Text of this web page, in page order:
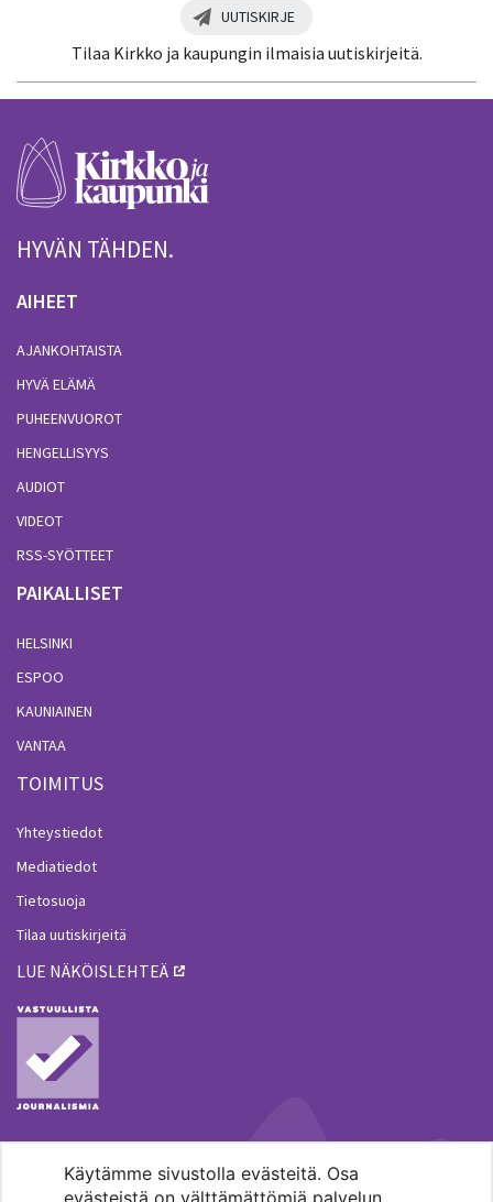
Käytämme sivustolla evästeitä. Osa
evästeistä on välttämättömiä palvelun
UUTISKIRJE
Tilaa Kirkko ja kaupungin ilmaisia uutiskirjeitä.
HYVÄN TÄHDEN.
AIHEET
AJANKOHTAISTA
HYVÄ ELÄMÄ
PUHEENVUOROT
HENGELLISYYS
AUDIOT
VIDEOT
RSS-SYÖTTEET
PAIKALLISET
HELSINKI
ESPOO
KAUNIAINEN
VANTAA
TOIMITUS
Yhteystiedot
Mediatiedot
Tietosuoja
Tilaa uutiskirjeitä
LUE NÄKÖISLEHTEÄ
MENOHAKU